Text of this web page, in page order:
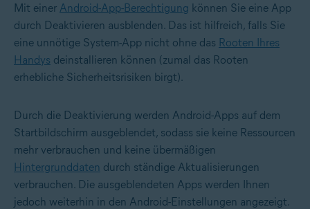
Mit einer Android-App-Berechtigung können Sie eine App
durch Deaktivieren ausblenden. Das ist hilfreich, falls Sie
eine unnötige System-App nicht ohne das Rooten Ihres
Handys deinstallieren können (zumal das Rooten
erhebliche Sicherheitsrisiken birgt).
Durch die Deaktivierung werden Android-Apps auf dem
Startbildschirm ausgeblendet, sodass sie keine Ressourcen
mehr verbrauchen und keine übermäßigen
Hintergrunddaten durch ständige Aktualisierungen
verbrauchen. Die ausgeblendeten Apps werden Ihnen
jedoch weiterhin in den Android-Einstellungen angezeigt.